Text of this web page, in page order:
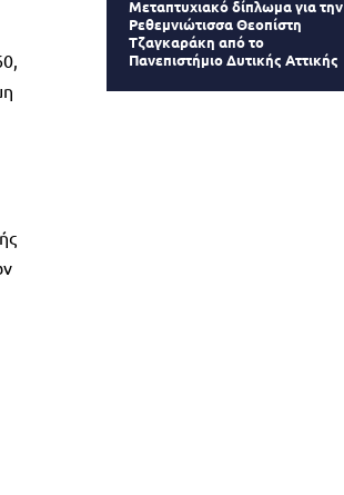
Μεταπτυχιακό δίπλωμα για την
Ρεθεμνιώτισσα Θεοπίστη
Τζαγκαράκη από το
Πανεπιστήμιο Δυτικής Αττικής